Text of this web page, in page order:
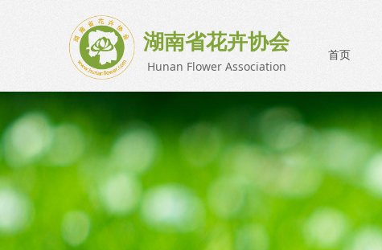
湖南省花卉协会
Hunan Flower Association
首页